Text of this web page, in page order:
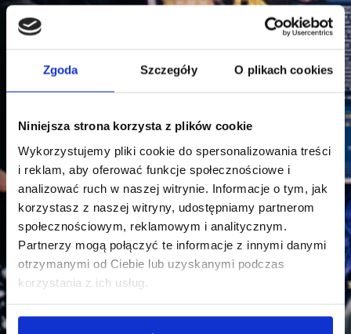
Zgoda Szczegóły O plikach cookies
Niniejsza strona korzysta z plików cookie
Wykorzystujemy pliki cookie do spersonalizowania treści
i reklam, aby oferować funkcje społecznościowe i
analizować ruch w naszej witrynie. Informacje o tym, jak
korzystasz z naszej witryny, udostępniamy partnerom
społecznościowym, reklamowym i analitycznym.
Partnerzy mogą połączyć te informacje z innymi danymi
otrzymanymi od Ciebie lub uzyskanymi podczas
korzystania z ich usług.